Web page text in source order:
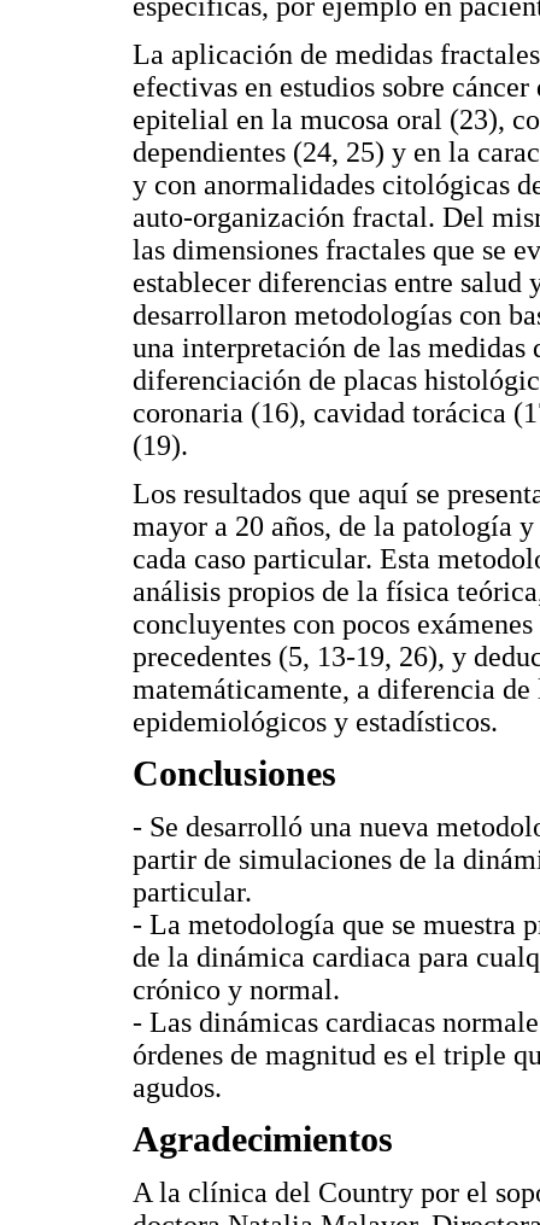
específicas, por ejemplo en
La aplicación de medidas
efectivas en estudios sobre
epitelial en la mucosa oral (23),
dependientes (24, 25) y en la
y con anormalidades citológicas
auto-organización fractal. Del
las dimensiones fractales que se
establecer diferencias entre salud
desarrollaron metodologías con
una interpretación de las
diferenciación de placas
coronaria (16), cavidad torácica
(19).
Los resultados que aquí se
mayor a 20 años, de la patología
cada caso particular. Esta
análisis propios de la física
concluyentes con pocos
precedentes (5, 13-19, 26), y
matemáticamente, a diferencia de
epidemiológicos y estadísticos.
Conclusiones
- Se desarrolló una nueva
partir de simulaciones de la
particular.
- La metodología que se muestra
de la dinámica cardiaca para
crónico y normal.
- Las dinámicas cardiacas
órdenes de magnitud es el triple
agudos.
Agradecimientos
A la clínica del Country por el